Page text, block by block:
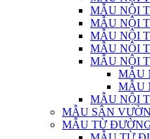
MẪU NỘI
MẪU NỘI
MẪU NỘI
MẪU NỘI
MẪU NỘI
MẪU
MẪU
MẪU NỘI
MẪU SÂN VƯỜN
MẪU TỪ